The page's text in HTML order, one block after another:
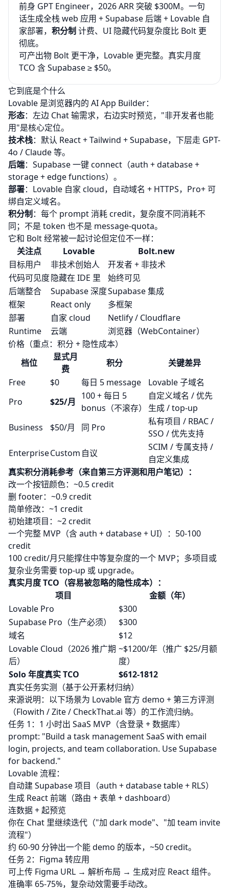
前身 GPT Engineer，2026 ARR 突破 $300M。一句
话生成全栈 web 应用 + Supabase 后端 + Lovable 自
家部署， 积分制 计费、UI 隐藏代码复杂度比 Bolt 更
彻底。
可产出物 Bolt 更干净，Lovable 更完整。真实月度
TCO 含 Supabase ≥ $50。
它到底是个什么
Lovable 是浏览器内的 AI App Builder：
形态：左边 Chat 输需求，右边实时预览，"非开发者也能
用"是核心定位。
技术栈：默认 React + Tailwind + Supabase，下层走 GPT-
4o / Claude 等。
后端：Supabase 一键 connect（auth + database +
storage + edge functions）。
部署：Lovable 自家 cloud，自动域名 + HTTPS，Pro+ 可
绑自定义域名。
积分制 ：每个 prompt 消耗 credit，复杂度不同消耗不
同；不是 token 也不是 message-quota。
它和 Bolt 经常被一起讨论但定位不一样：
关注点
Lovable
Bolt.new
目标用户
非技术创始人
开发者 + 非技术
代码可见度隐藏在 IDE 里
始终可见
后端整合
Supabase 深度Supabase 集成
框架
React only
多框架
部署
自家 cloud
Netlify / Cloudflare
Runtime
云端
浏览器（WebContainer）
价格（重点：积分 + 隐性成本）
档位
显式月
费
积分
关键差异
Free
$0 每日 5 message
Lovable 子域名
Pro
$25/月
100 + 每日 5
bonus（不滚存）
自定义域名 / 优先
生成 / top-up
Business
$50/月 同 Pro
私有项目 / RBAC /
SSO / 优先支持
EnterpriseCustom 自议
SCIM / 专属支持 /
自定义集成
真实积分消耗参考（来自第三方评测和用户笔记）：
改一个按钮颜色：~0.5 credit
删 footer：~0.9 credit
简单修改：~1 credit
初始建项目：~2 credit
一个完整 MVP（含 auth + database + UI）：50-100
credit
100 credit/月只能撑住中等复杂度的一个 MVP；多项目或
复杂业务需要 top-up 或 upgrade。
真实月度 TCO（容易被忽略的隐性成本）：
项目
金额（年）
Lovable Pro
$300
Supabase Pro（生产必须）
$300
域名
$12
Lovable Cloud（2026 推广期
后）
~$1200/年（推广 $25/月额
度）
Solo 年度真实 TCO
$612-1812
真实任务实测（基于公开素材归纳）
来源说明：以下场景为 Lovable 官方 demo + 第三方评测
（Flowith / Zite / CheckThat.ai 等）的工作流归纳。
任务 1：1 小时出 SaaS MVP（含登录 + 数据库）
prompt: "Build a task management SaaS with email
login, projects, and team collaboration. Use Supabase
for backend."
Lovable 流程：
自动建 Supabase 项目（auth + database table + RLS）
生成 React 前端（路由 + 表单 + dashboard）
连数据 + 起预览
你在 Chat 里继续迭代（"加 dark mode"、"加 team invite
流程"）
约 60-90 分钟出一个能 demo 的版本，~50 credit。
任务 2：Figma 转应用
可上传 Figma URL → 解析布局 → 生成对应 React 组件。
准确率 65-75%，复杂动效需要手动改。